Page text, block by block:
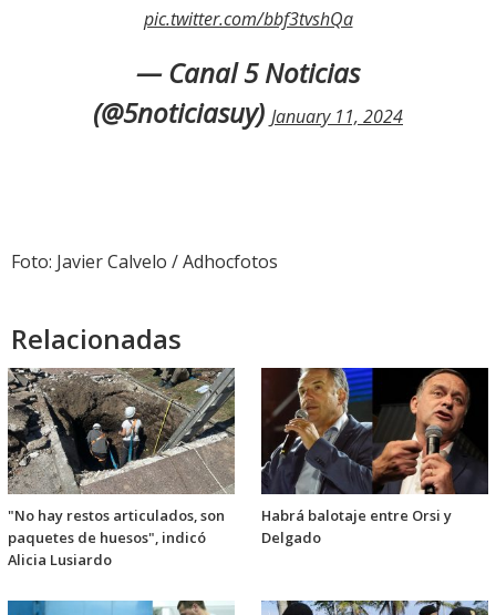
pic.twitter.com/bbf3tvshQa
— Canal 5 Noticias
(@5noticiasuy) January 11, 2024
Foto: Javier Calvelo / Adhocfotos
Relacionadas
"No hay restos articulados, son
paquetes de huesos", indicó
Alicia Lusiardo
Habrá balotaje entre Orsi y
Delgado